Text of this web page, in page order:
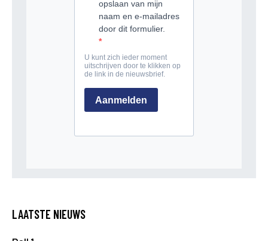
LAATSTE NIEUWS